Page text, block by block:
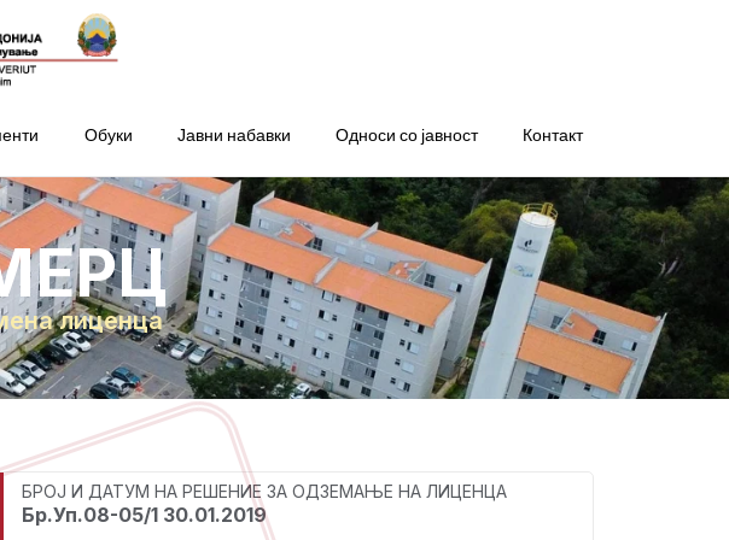
Обуки Јавни набавки Односи со јавност Контакт
лиценца
БРОЈ И ДАТУМ НА РЕШЕНИЕ ЗА ОДЗЕМАЊЕ НА ЛИЦЕНЦА
Бр.Уп.08-05/1 30.01.2019